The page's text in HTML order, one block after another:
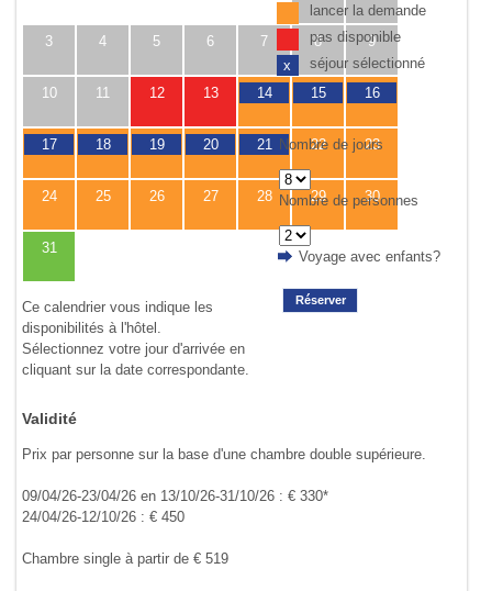
3 4 5 6 7 8 9
10 11 12 13 14 15 16
17 18 19 20 21 22 23
24 25 26 27 28 29 30
31
Ce calendrier vous indique les
disponibilités à l'hôtel.
Sélectionnez votre jour d'arrivée en
cliquant sur la date correspondante.
lancer la demande
pas disponible
x
séjour sélectionné
Nombre de jours
Nombre de personnes
Voyage avec enfants?
Réserver
Validité
Prix par personne sur la base d'une chambre double supérieure.
09/04/26-23/04/26 en 13/10/26-31/10/26 : € 330*
24/04/26-12/10/26 : € 450
Chambre single à partir de € 519